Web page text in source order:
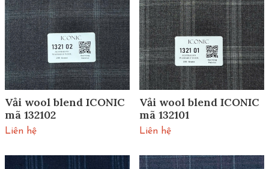
Vải wool blend ICONIC
mã 132102
Liên hệ
Vải wool blend ICONIC
mã 132101
Liên hệ